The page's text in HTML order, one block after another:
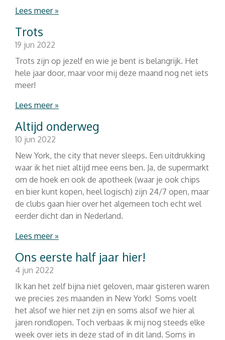
Lees meer »
Trots
19 jun 2022
Trots zijn op jezelf en wie je bent is belangrijk. Het
hele jaar door, maar voor mij deze maand nog net iets
meer!
Lees meer »
Altijd onderweg
10 jun 2022
New York, the city that never sleeps. Een uitdrukking
waar ik het niet altijd mee eens ben. Ja, de supermarkt
om de hoek en ook de apotheek (waar je ook chips
en bier kunt kopen, heel logisch) zijn 24/7 open, maar
de clubs gaan hier over het algemeen toch echt wel
eerder dicht dan in Nederland.
Lees meer »
Ons eerste half jaar hier!
4 jun 2022
Ik kan het zelf bijna niet geloven, maar gisteren waren
we precies zes maanden in New York! Soms voelt
het alsof we hier net zijn en soms alsof we hier al
jaren rondlopen. Toch verbaas ik mij nog steeds elke
week over iets in deze stad of in dit land. Soms in